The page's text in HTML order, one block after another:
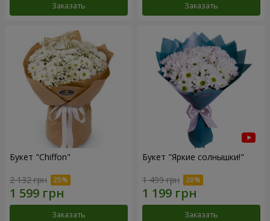
Заказать Заказать
Букет "Chiffon"
2 132 грн
Заказать
Букет "Яркие солнышки!"
1 499 грн
Заказать